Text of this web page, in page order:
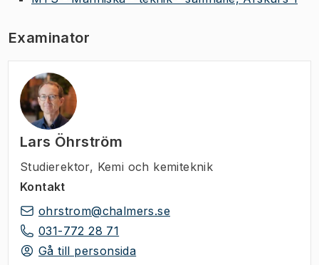
Examinator
Lars Öhrström
Studierektor, Kemi och kemiteknik
Kontakt
ohrstrom@chalmers.se
031-772 28 71
Gå till personsida